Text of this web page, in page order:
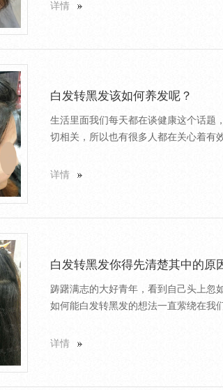
详情
白发转黑发该如何养发呢？
生活里面我们每天都在谈健康这个话题
切相关，所以也有很多人都在关心着有
详情
白发转黑发你得先清楚其中的原
踌躇满志的大好青年，看到自己头上忽
如何能白发转黑发的想法一直萦绕在我
详情